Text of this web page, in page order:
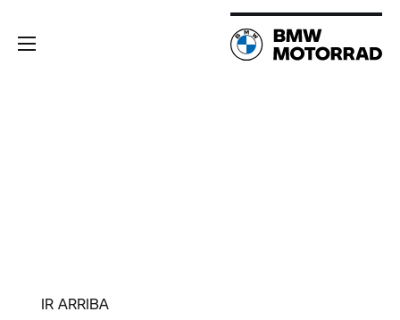
IR ARRIBA